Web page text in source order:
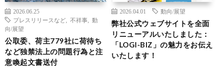
2026.06.25
プレスリリースなど
不祥事
動
向/展望
公取委、荷主779社に荷待ち
など独禁法上の問題行為と注
意喚起文書送付
2026.04.01 動向/展望
弊社公式ウェブサイトを全面
リニューアルいたしました：
「LOGI-BIZ」の魅力をお伝え
いたします！